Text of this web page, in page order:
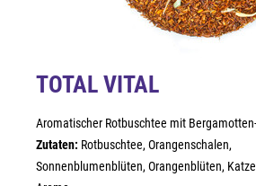
TOTAL VITAL
Aromatischer Rotbuschtee mit
Zutaten: Rotbuschtee, Orangenschalen,
Sonnenblumenblüten, Orangenblüten,